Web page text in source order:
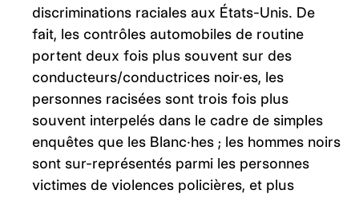
discriminations raciales aux États-Unis. De
fait, les contrôles automobiles de routine
portent deux fois plus souvent sur des
conducteurs/conductrices noir·es, les
personnes racisées sont trois fois plus
souvent interpelés dans le cadre de simples
enquêtes que les Blanc·hes ; les hommes noirs
sont sur-représentés parmi les personnes
victimes de violences policières, et plus